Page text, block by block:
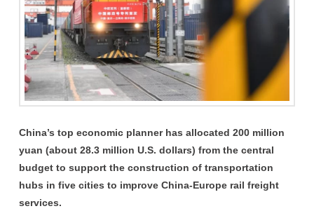
China’s top economic planner has allocated 200 million
yuan (about 28.3 million U.S. dollars) from the central
budget to support the construction of transportation
hubs in five cities to improve China-Europe rail freight
services.